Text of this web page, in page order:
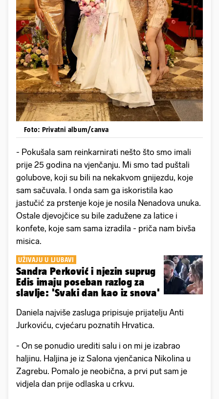
Foto: Privatni album/canva
- Pokušala sam reinkarnirati nešto što smo imali
prije 25 godina na vjenčanju. Mi smo tad puštali
golubove, koji su bili na nekakvom gnijezdu, koje
sam sačuvala. I onda sam ga iskoristila kao
jastučić za prstenje koje je nosila Nenadova unuka.
Ostale djevojčice su bile zadužene za latice i
konfete, koje sam sama izradila - priča nam bivša
misica.
UŽIVAJU U LJUBAVI
Sandra Perković i njezin suprug
Edis imaju poseban razlog za
slavlje: 'Svaki dan kao iz snova'
Daniela najviše zasluga pripisuje prijatelju Anti
Jurkoviću, cvjećaru poznatih Hrvatica.
- On se ponudio urediti salu i on mi je izabrao
haljinu. Haljina je iz Salona vjenčanica Nikolina u
Zagrebu. Pomalo je neobična, a prvi put sam je
vidjela dan prije odlaska u crkvu.